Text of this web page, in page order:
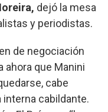
dejó la mesa
y periodistas.
de negociación
ahora que Manini
cabe
cabildante.